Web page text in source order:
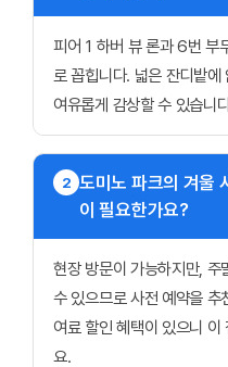
피어 1 하버 뷰 론과 6번 부
로 꼽힙니다. 넓은 잔디밭
여유롭게 감상할 수 있습니
2 도미노 파크의 겨울
이 필요한가요?
현장 방문이 가능하지만, 주
수 있으므로 사전 예약을 추
여료 할인 혜택이 있으니 이
요.